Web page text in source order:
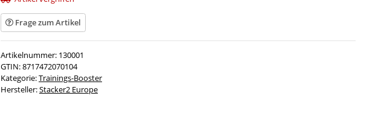
Frage zum Artikel
Artikelnummer: 130001
GTIN:8717472070104
Kategorie:Trainings-Booster
Hersteller:Stacker2 Europe